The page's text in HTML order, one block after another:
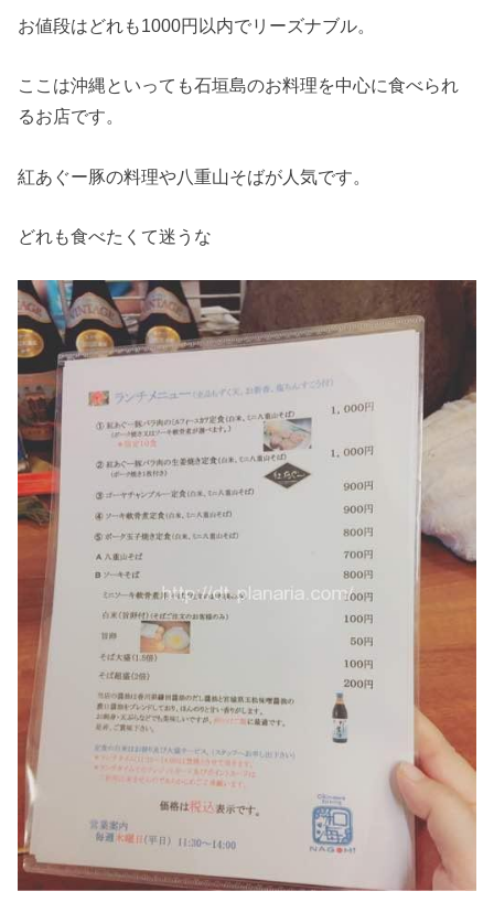
お値段はどれも1000円以内でリーズナブル。
ここは沖縄といっても石垣島のお料理を中心に食べられ
るお店です。
紅あぐー豚の料理や八重山そばが人気です。
どれも食べたくて迷うな